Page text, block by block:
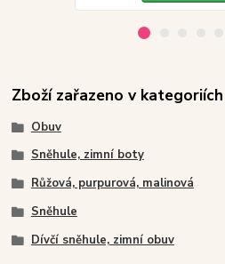
Zboží zařazeno v kategoriích
Obuv
Sněhule, zimní boty
Růžová, purpurová, malinová
Sněhule
Dívčí sněhule, zimní obuv